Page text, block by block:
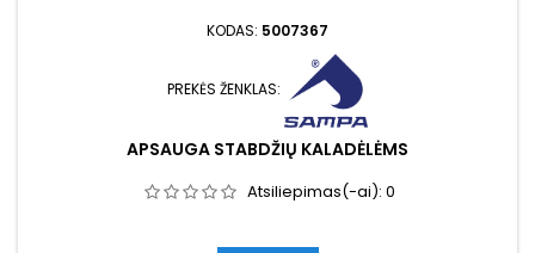
KODAS: 5007367
PREKĖS ŽENKLAS:
APSAUGA STABDŽIŲ KALADĖLĖMS
Atsiliepimas(-ai): 0